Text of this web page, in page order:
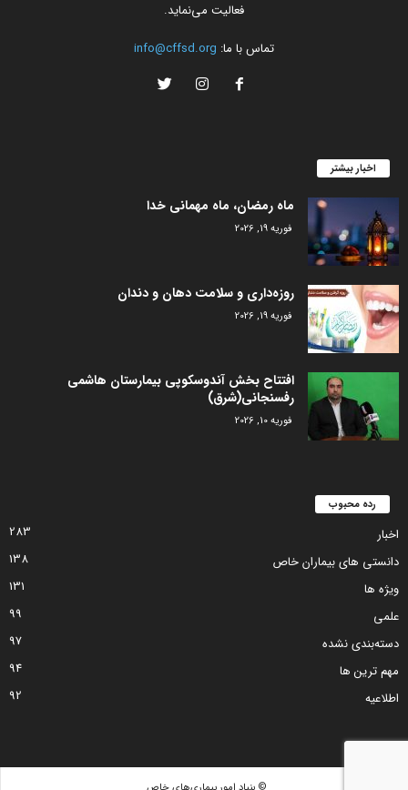
فعالیت می‌نماید.
تماس با ما: info@cffsd.org
اخبار بیشتر
ماه رمضان، ماه مهمانی خدا
فوریه 19, 2026
روزه‌داری و سلامت دهان و دندان
فوریه 19, 2026
افتتاح بخش آندوسکوپی بیمارستان هاشمی
رفسنجانی(شرق)
فوریه 10, 2026
رده محبوب
اخبار
283
دانستی های بیماران خاص
138
ویژه ها
131
علمی
99
دسته‌بندی نشده
97
مهم ترین ها
94
اطلاعیه
92